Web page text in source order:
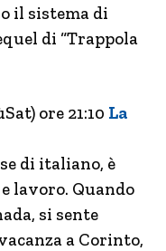
il sistema di
di “Trappola
ore 21:10 La
di italiano, è
lavoro. Quando
si sente
a Corinto,